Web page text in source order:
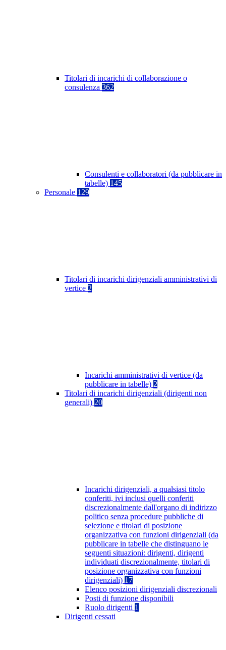
Titolari di incarichi di collaborazione o
consulenza 362
Consulenti e collaboratori (da pubblicare in
tabelle) 145
Personale 129
Titolari di incarichi dirigenziali amministrativi di
vertice 2
Incarichi amministrativi di vertice (da
pubblicare in tabelle) 2
Titolari di incarichi dirigenziali (dirigenti non
generali) 20
Incarichi dirigenziali, a qualsiasi titolo
conferiti, ivi inclusi quelli conferiti
discrezionalmente dall'organo di indirizzo
politico senza procedure pubbliche di
selezione e titolari di posizione
organizzativa con funzioni dirigenziali (da
pubblicare in tabelle che distinguano le
seguenti situazioni: dirigenti, dirigenti
individuati discrezionalmente, titolari di
posizione organizzativa con funzioni
dirigenziali) 17
Elenco posizioni dirigenziali discrezionali
Posti di funzione disponibili
Ruolo dirigenti 1
Dirigenti cessati